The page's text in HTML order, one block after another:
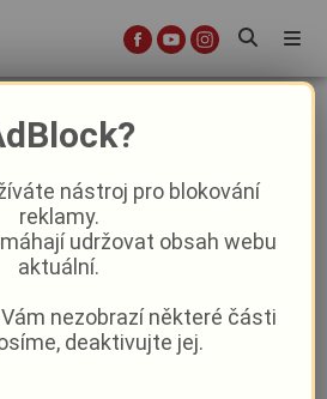
Náš výkon byl
12. 2025|07:47
nástroj pro blokování
reklamy.
udržovat obsah webu
aktuální.
nezobrazí některé části
deaktivujte jej.